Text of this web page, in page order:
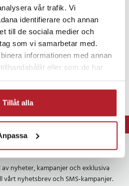
vår trafik. Vi
identifierare och annan
till de sociala medier och
som vi samarbetar med.
informationen med annan
eller som de har
Tillåt alla
dagars öppet köp
nyheter, kampanjer och exklusiva
nyhetsbrev och SMS-kampanjer.